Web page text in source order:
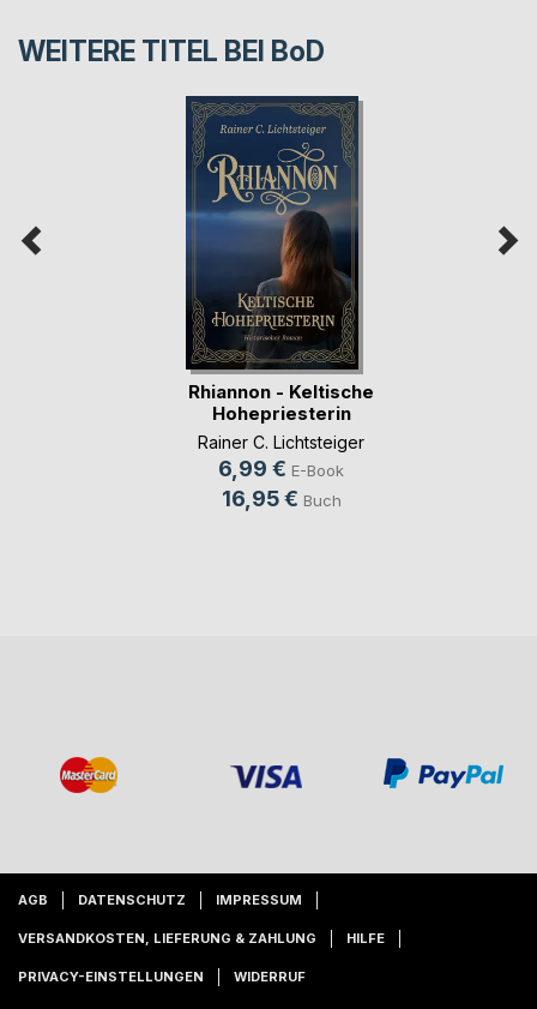
WEITERE TITEL BEI BoD
Rhiannon - Keltische
Hohepriesterin
Rainer C. Lichtsteiger
6,99 € E-Book
16,95 € Buch
AGB DATENSCHUTZ IMPRESSUM
VERSANDKOSTEN, LIEFERUNG & ZAHLUNG HILFE
PRIVACY-EINSTELLUNGEN WIDERRUF